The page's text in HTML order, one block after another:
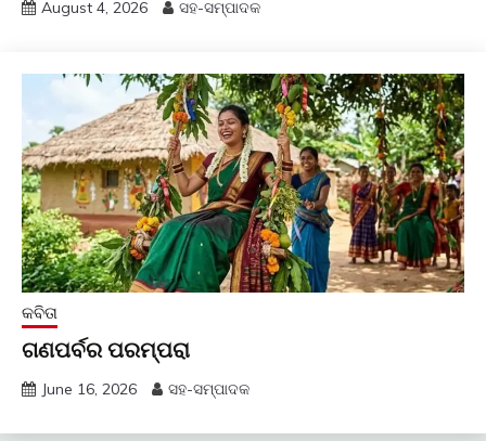
August 4, 2026 ସହ-ସମ୍ପାଦକ
କବିତା
ଗଣପର୍ବର ପରମ୍ପରା
June 16, 2026 ସହ-ସମ୍ପାଦକ